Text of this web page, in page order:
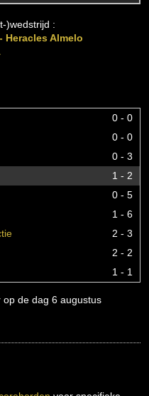
)wedstrijd :
Heracles Almelo
0 - 0
0 - 0
0 - 3
1 - 2
0 - 5
1 - 6
2 - 3
2 - 2
1 - 1
op de dag 6 augustus